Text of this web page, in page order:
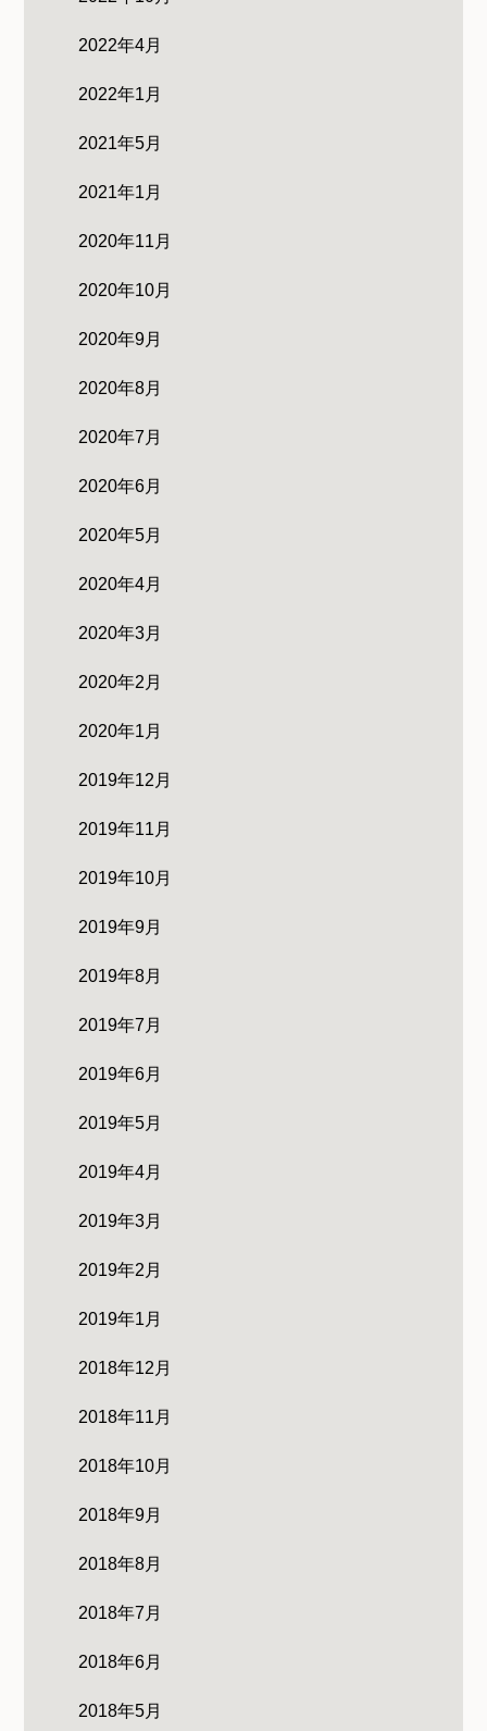
2022年4月
2022年1月
2021年5月
2021年1月
2020年11月
2020年10月
2020年9月
2020年8月
2020年7月
2020年6月
2020年5月
2020年4月
2020年3月
2020年2月
2020年1月
2019年12月
2019年11月
2019年10月
2019年9月
2019年8月
2019年7月
2019年6月
2019年5月
2019年4月
2019年3月
2019年2月
2019年1月
2018年12月
2018年11月
2018年10月
2018年9月
2018年8月
2018年7月
2018年6月
2018年5月